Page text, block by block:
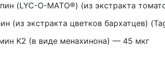
(LYC-O-MATO®) (из экстракта
(из экстракта цветков бархатцев)
K2 (в виде менахинона) — 45 мкг